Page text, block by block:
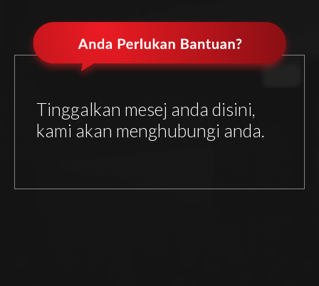
Tinggalkan mesej anda disini,
kami akan menghubungi anda.